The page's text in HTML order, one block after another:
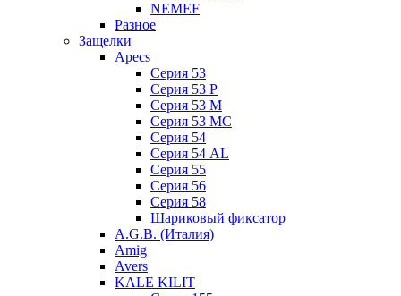
NEMEF
Разное
Защелки
Apecs
Серия 53
Серия 53 P
Серия 53 М
Серия 53 МC
Серия 54
Серия 54 AL
Серия 55
Серия 56
Серия 58
Шариковый фиксатор
A.G.B. (Италия)
Amig
Avers
KALE KILIT